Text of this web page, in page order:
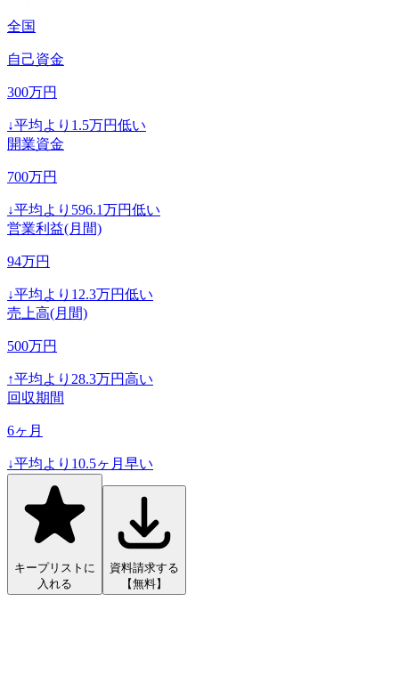
全国
自己資金
300万円
↓平均より 1.5万円低い
開業資金
700万円
↓平均より 596.1万円低い
営業利益(月間)
94万円
↓平均より 12.3万円低い
売上高(月間)
500万円
↑平均より 28.3万円高い
回収期間
6ヶ月
↓平均より 10.5ヶ月早い
キープリストに
入れる
資料請求する
【無料】